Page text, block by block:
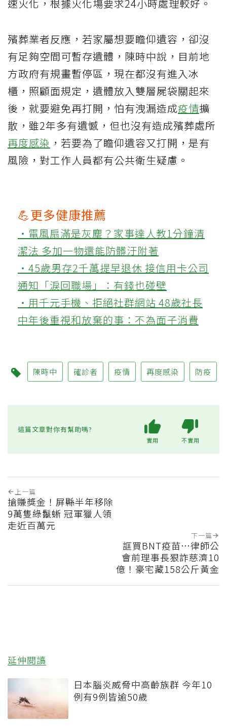
速火化，根據火化塲要求24小時處理較好。
殯葬業者反應，若家屬想要瞻仰遺容，卻沒
有足夠空間可暫存遺體，陳時中說，目前地
方政府有規畫暫停區，現在都沒有進入冰
櫃，照顧面規定，遺體放入雙層屍袋關起來
後，就要避免再打開，怕有洩漏造成疫情擴
散，雖2年多有遺憾，但也沒有造成殯葬處所
再度感染 ，若要為了瞻仰遺容又打開，是有
風險，對工作人員都有公共衛生疑慮。
💪更多健康推薦
‧電風扇滿是灰塵？家事達人教1分鐘清
潔法 多加一物還能防髒汙附著
‧45歲男存2千萬提早退休 接信用卡公司
通知「淚回職場」：有錢也碰壁
‧用千元手機、拒絕社群網站 48歲社長
中年後重視和放棄的事：不為面子消費
陳時中 確診者 疫情 再度感染 防疫
這篇文章對你有幫助嗎?
實用 不實用
上一篇
搶賺獎金！屏縣半年移除
9萬隻綠鬣蜥 冠軍獵人領
走近百萬元
下一篇
誆買BNT疫苗…律師公
會前理事長狠詐慈濟10
億！豪宅藏158公斤黃金
延伸閱讀
日本腦炎威脅中高齡族群 今年10
例有9例皆逾50歲